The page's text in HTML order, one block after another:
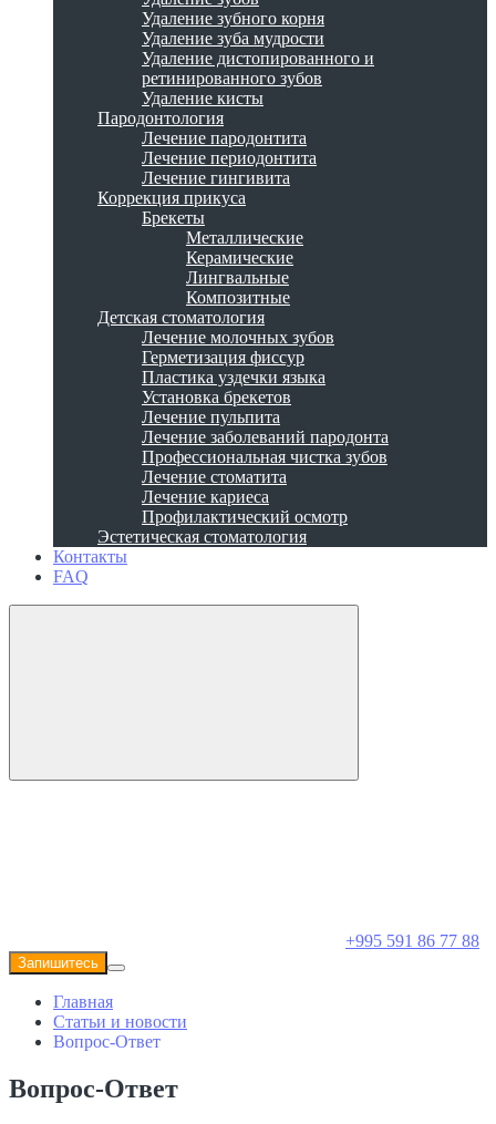
Удаление зубного корня
Удаление зуба мудрости
Удаление дистопированного и
ретинированного зубов
Удаление кисты
Пародонтология
Лечение пародонтита
Лечение периодонтита
Лечение гингивита
Коррекция прикуса
Брекеты
Металлические
Керамические
Лингвальные
Композитные
Детская стоматология
Лечение молочных зубов
Герметизация фиссур
Пластика уздечки языка
Установка брекетов
Лечение пульпита
Лечение заболеваний пародонта
Профессиональная чистка зубов
Лечение стоматита
Лечение кариеса
Профилактический осмотр
Эстетическая стоматология
Контакты
FAQ
+995 591 86 77 88
Запишитесь
Главная
Статьи и новости
Вопрос-Ответ
Вопрос-Ответ